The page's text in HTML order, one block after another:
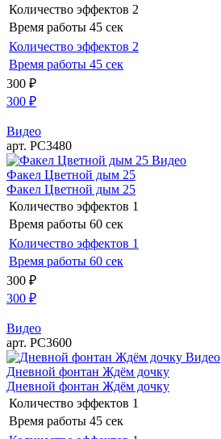
Количество эффектов 2
Время работы 45 сек
Количество эффектов 2
Время работы 45 сек
300 ₽
300 ₽
Видео
арт. РС3480
Видео
Факел Цветной дым 25
Факел Цветной дым 25
Количество эффектов 1
Время работы 60 сек
Количество эффектов 1
Время работы 60 сек
300 ₽
300 ₽
Видео
арт. РС3600
Видео
Дневной фонтан Ждём дочку
Дневной фонтан Ждём дочку
Количество эффектов 1
Время работы 45 сек